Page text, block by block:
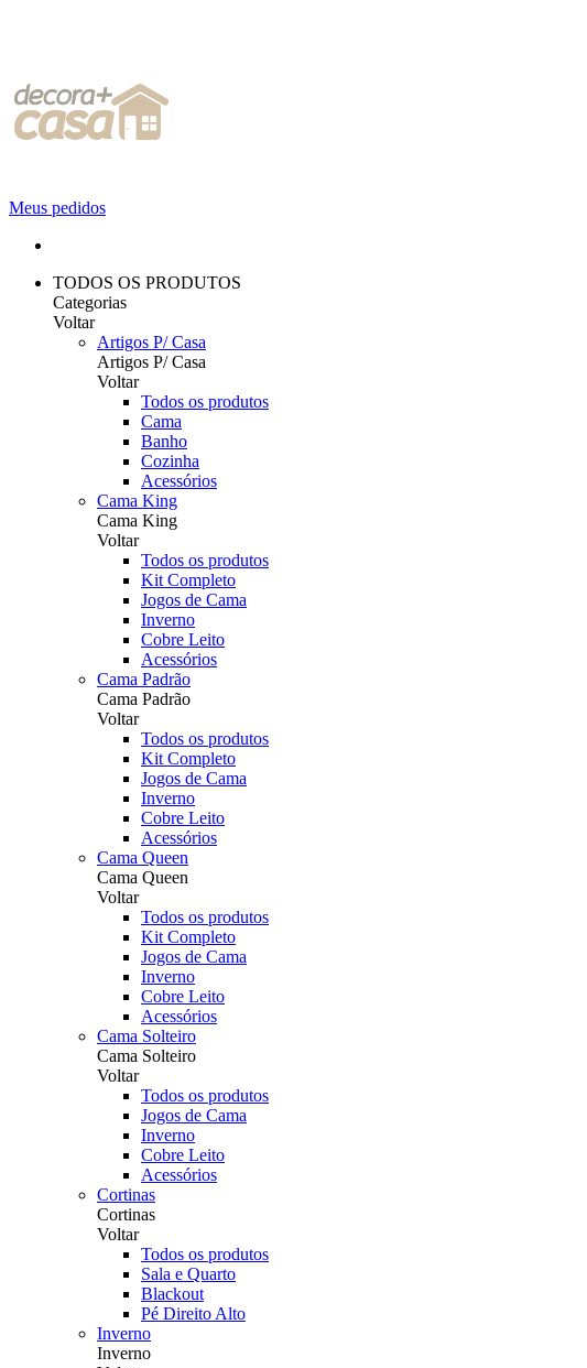
Meus pedidos
TODOS OS PRODUTOS
Categorias
Voltar
Artigos P/ Casa
Artigos P/ Casa
Voltar
Todos os produtos
Cama
Banho
Cozinha
Acessórios
Cama King
Cama King
Voltar
Todos os produtos
Kit Completo
Jogos de Cama
Inverno
Cobre Leito
Acessórios
Cama Padrão
Cama Padrão
Voltar
Todos os produtos
Kit Completo
Jogos de Cama
Inverno
Cobre Leito
Acessórios
Cama Queen
Cama Queen
Voltar
Todos os produtos
Kit Completo
Jogos de Cama
Inverno
Cobre Leito
Acessórios
Cama Solteiro
Cama Solteiro
Voltar
Todos os produtos
Jogos de Cama
Inverno
Cobre Leito
Acessórios
Cortinas
Cortinas
Voltar
Todos os produtos
Sala e Quarto
Blackout
Pé Direito Alto
Inverno
Inverno